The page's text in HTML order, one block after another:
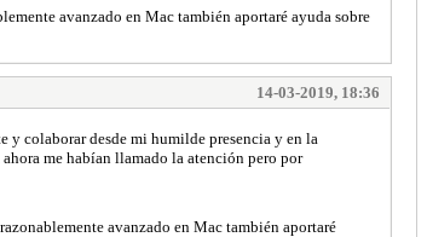
avanzado en Mac también aportaré ayuda sobre
14-03-2019, 18:36
y colaborar desde mi humilde presencia y en la
me habían llamado la atención pero por
avanzado en Mac también aportaré